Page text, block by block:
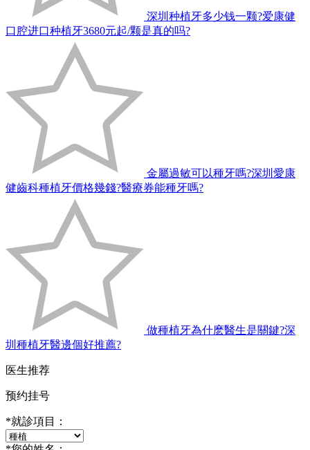
深圳种植牙多少钱一颗?爱康健
口腔进口种植牙3680元起/颗是真的吗?
金屬過敏可以種牙嗎?深圳愛康
健齒科種植牙價格幾錢?醫療券能種牙嗎?
做種植牙為什麽醫生是關鍵?深
圳種植牙醫邊個好推薦?
医生推荐
预约挂号
*就診項目：